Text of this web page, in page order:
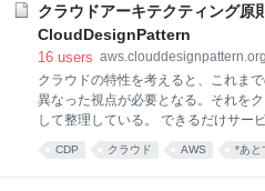
要も出てくる。 例えば、DNSを用い
使われる。しかし、「ダウンタイム
サーバーというコンポーネントが増
ブネット）やデータセンターを越え
は、クラウド環境でも同様の問題を
は、複数データセ
クラウドアーキテクティング原
CloudDesignPattern
16 users aws.clouddesignpattern.org
クラウドの特性を考えると、これま
異なった視点が必要となる。それを
して整理している。 できるだけサー
うインターネットストレージのサー
高くて便利なオブジェクトストレー
CDP クラウド AWS *あと